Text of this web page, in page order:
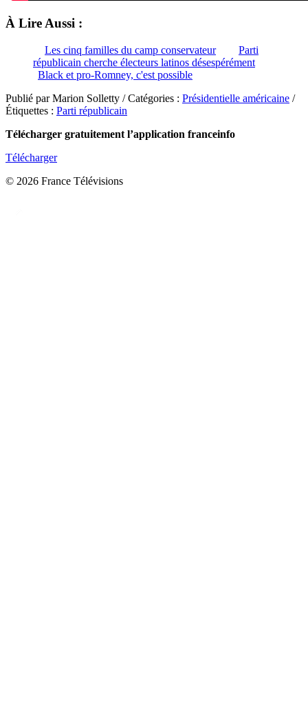
À Lire Aussi :
Les cinq familles du camp conservateur
Parti
républicain cherche électeurs latinos désespérément
Black et pro-Romney, c'est possible
Publié par Marion Solletty / Catégories : Présidentielle américaine /
Étiquettes : Parti républicain
Télécharger gratuitement l’application franceinfo
Télécharger
© 2026 France Télévisions